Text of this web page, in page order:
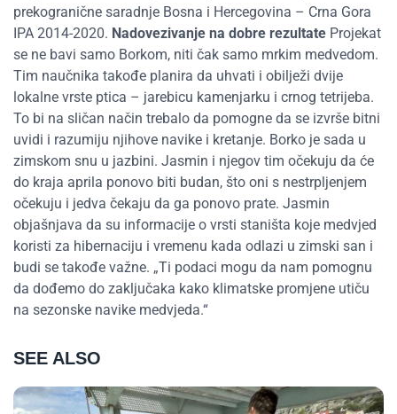
prekogranične saradnje Bosna i Hercegovina – Crna Gora
IPA 2014-2020. Nadovezivanje na dobre rezultate Projekat
se ne bavi samo Borkom, niti čak samo mrkim medvedom.
Tim naučnika takođe planira da uhvati i obilježi dvije
lokalne vrste ptica – jarebicu kamenjarku i crnog tetrijeba.
To bi na sličan način trebalo da pomogne da se izvrše bitni
uvidi i razumiju njihove navike i kretanje. Borko je sada u
zimskom snu u jazbini. Jasmin i njegov tim očekuju da će
do kraja aprila ponovo biti budan, što oni s nestrpljenjem
očekuju i jedva čekaju da ga ponovo prate. Jasmin
objašnjava da su informacije o vrsti staništa koje medvjed
koristi za hibernaciju i vremenu kada odlazi u zimski san i
budi se takođe važne. „Ti podaci mogu da nam pomognu
da dođemo do zaključaka kako klimatske promjene utiču
na sezonske navike medvjeda.“
SEE ALSO